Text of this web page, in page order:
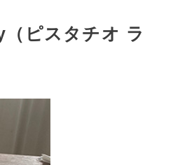
ピスタチオ ラ